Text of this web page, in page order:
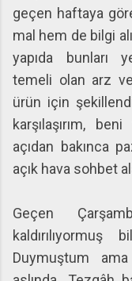
geçen haftaya
mal hem de bilgi
yapıda bunları
temeli olan arz
ürün için
karşılaşırım,
açıdan bakınca
açık hava sohbet
Geçen
Duymuştum